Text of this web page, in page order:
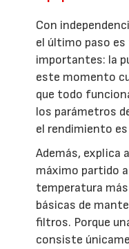
Con
el último paso
importantes: la
este momento
que todo
los parámetros
el rendimiento
Además, explica
máximo partido
temperatura
básicas de
filtros. Porque
consiste